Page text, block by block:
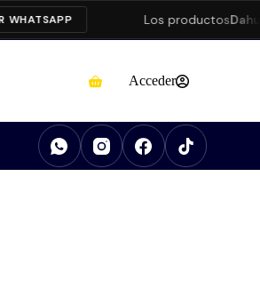
Los productosDahua
Acceder